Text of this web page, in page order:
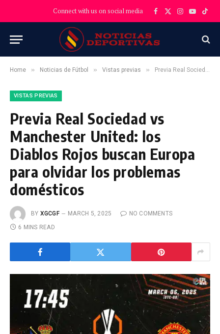
Connect with us on social media Facebook
X
Instagram
YouTube
Home » Noticias de Fútbol » Vistas previas » Previa Real Sociedad vs Manchester United: los Diablos Rojos buscan Europa para olvidar los problemas domésticos
VISTAS PREVIAS
Previa Real Sociedad vs
Manchester United: los
Diablos Rojos buscan Europa
para olvidar los problemas
domésticos
BY XGCGF MARCH 5, 2025
NO COMMENTS
6 MINS READ